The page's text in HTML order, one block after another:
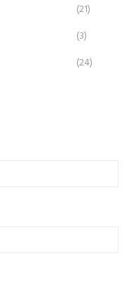
(21)
(3)
(24)